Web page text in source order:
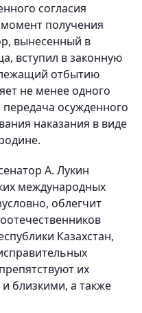
согласия
получения
вынесенный в
вступил в законную
отбытию
не менее одного
осужденного
наказания в виде
А. Лукин
международных
облегчит
Казахстан,
их
близкими, а также